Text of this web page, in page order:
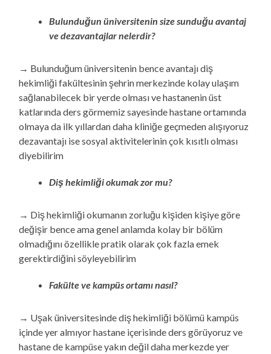
Bulunduğun üniversitenin size sunduğu avantaj
ve dezavantajlar nelerdir?
→ Bulunduğum üniversitenin bence avantajı diş
hekimliği fakültesinin şehrin merkezinde kolay ulaşım
sağlanabilecek bir yerde olması ve hastanenin üst
katlarında ders görmemiz sayesinde hastane ortamında
olmaya da ilk yıllardan daha kliniğe geçmeden alışıyoruz
dezavantajı ise sosyal aktivitelerinin çok kısıtlı olması
diyebilirim
Diş hekimliği okumak zor mu?
→ Diş hekimliği okumanın zorluğu kişiden kişiye göre
değişir bence ama genel anlamda kolay bir bölüm
olmadığını özellikle pratik olarak çok fazla emek
gerektirdiğini söyleyebilirim
Fakülte ve kampüs ortamı nasıl?
→ Uşak üniversitesinde diş hekimliği bölümü kampüs
içinde yer almıyor hastane içerisinde ders görüyoruz ve
hastane de kampüse yakın değil daha merkezde yer